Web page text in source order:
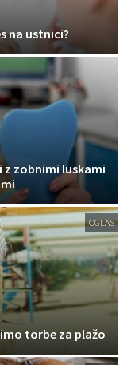
na ustnici?
z zobnimi luskami
OGLAS
torbe za plažo